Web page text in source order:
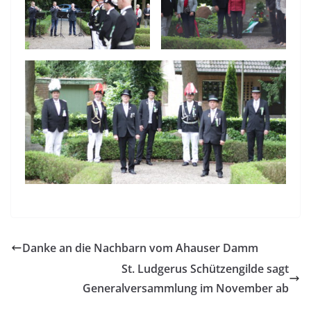
Danke an die Nachbarn vom Ahauser Damm
St. Ludgerus Schützengilde sagt
Generalversammlung im November ab